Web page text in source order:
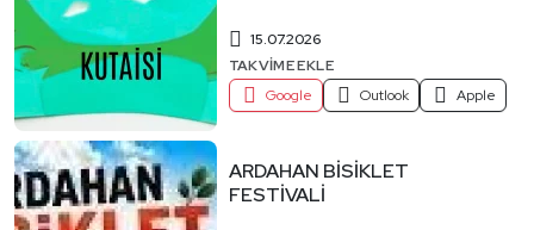
15.07.2026
TAKVIME EKLE
Google
Outlook Apple
ARDAHAN BİSİKLET
FESTİVALİ